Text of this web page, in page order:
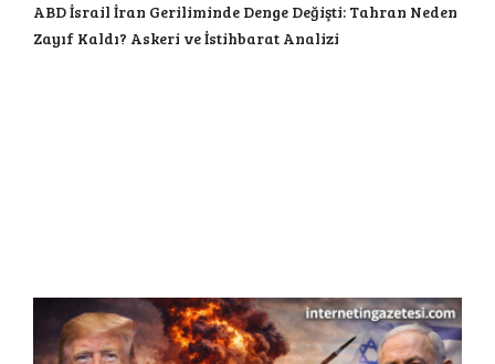
ABD İsrail İran Geriliminde Denge Değişti: Tahran Neden
Zayıf Kaldı? Askeri ve İstihbarat Analizi